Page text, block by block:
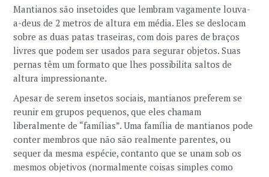
Mantianos são insetoides que lembram vagamente louva-
a-deus de 2 metros de altura em média. Eles se deslocam
sobre as duas patas traseiras, com dois pares de braços
livres que podem ser usados para segurar objetos. Suas
pernas têm um formato que lhes possibilita saltos de
altura impressionante.
Apesar de serem insetos sociais, mantianos preferem se
reunir em grupos pequenos, que eles chamam
liberalmente de “famílias”. Uma família de mantianos pode
conter membros que não são realmente parentes, ou
sequer da mesma espécie, contanto que se unam sob os
mesmos objetivos (normalmente coisas simples como